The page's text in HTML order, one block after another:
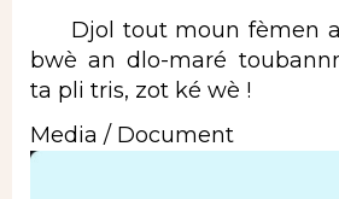
Djol tout moun fèmen
bwè an dlo-maré
ta pli tris, zot ké wè !
Media / Document
Image